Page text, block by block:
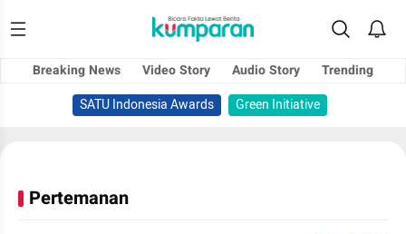
Breaking News Video Story Audio Story
Trending
SATU Indonesia Awards
Green Initiative
Pertemanan